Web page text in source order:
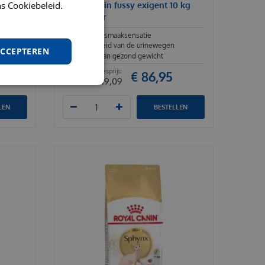
oral
Royal Canin fussy exigent 10 kg
kattenvoer
Optimale smaaksensatie
Gezondheid van de urinewegen
Behoud van gezond gewicht
119,09 € 86,95
BESTELLEN
Cookiebeleid.